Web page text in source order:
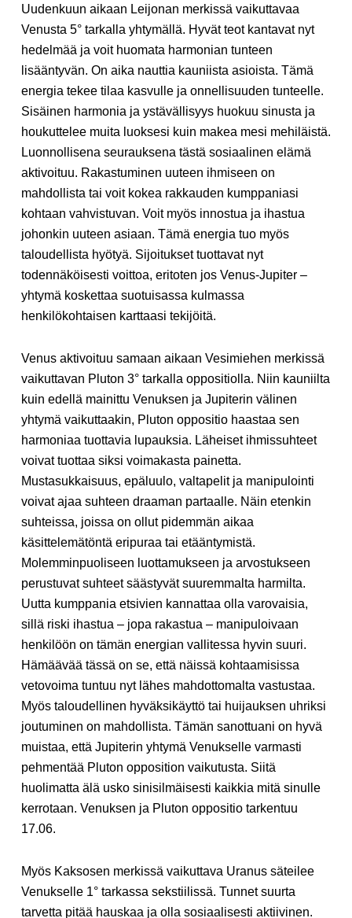
Uudenkuun aikaan Leijonan merkissä vaikuttavaa
Venusta 5° tarkalla yhtymällä. Hyvät teot kantavat nyt
hedelmää ja voit huomata harmonian tunteen
lisääntyvän. On aika nauttia kauniista asioista. Tämä
energia tekee tilaa kasvulle ja onnellisuuden tunteelle.
Sisäinen harmonia ja ystävällisyys huokuu sinusta ja
houkuttelee muita luoksesi kuin makea mesi mehiläistä.
Luonnollisena seurauksena tästä sosiaalinen elämä
aktivoituu. Rakastuminen uuteen ihmiseen on
mahdollista tai voit kokea rakkauden kumppaniasi
kohtaan vahvistuvan. Voit myös innostua ja ihastua
johonkin uuteen asiaan. Tämä energia tuo myös
taloudellista hyötyä. Sijoitukset tuottavat nyt
todennäköisesti voittoa, eritoten jos Venus-Jupiter –
yhtymä koskettaa suotuisassa kulmassa
henkilökohtaisen karttaasi tekijöitä.
Venus aktivoituu samaan aikaan Vesimiehen merkissä
vaikuttavan Pluton 3° tarkalla oppositiolla. Niin kauniilta
kuin edellä mainittu Venuksen ja Jupiterin välinen
yhtymä vaikuttaakin, Pluton oppositio haastaa sen
harmoniaa tuottavia lupauksia. Läheiset ihmissuhteet
voivat tuottaa siksi voimakasta painetta.
Mustasukkaisuus, epäluulo, valtapelit ja manipulointi
voivat ajaa suhteen draaman partaalle. Näin etenkin
suhteissa, joissa on ollut pidemmän aikaa
käsittelemätöntä eripuraa tai etääntymistä.
Molemminpuoliseen luottamukseen ja arvostukseen
perustuvat suhteet säästyvät suuremmalta harmilta.
Uutta kumppania etsivien kannattaa olla varovaisia,
sillä riski ihastua – jopa rakastua – manipuloivaan
henkilöön on tämän energian vallitessa hyvin suuri.
Hämäävää tässä on se, että näissä kohtaamisissa
vetovoima tuntuu nyt lähes mahdottomalta vastustaa.
Myös taloudellinen hyväksikäyttö tai huijauksen uhriksi
joutuminen on mahdollista. Tämän sanottuani on hyvä
muistaa, että Jupiterin yhtymä Venukselle varmasti
pehmentää Pluton opposition vaikutusta. Siitä
huolimatta älä usko sinisilmäisesti kaikkia mitä sinulle
kerrotaan. Venuksen ja Pluton oppositio tarkentuu
17.06.
Myös Kaksosen merkissä vaikuttava Uranus säteilee
Venukselle 1° tarkassa sekstiilissä. Tunnet suurta
tarvetta pitää hauskaa ja olla sosiaalisesti aktiivinen.